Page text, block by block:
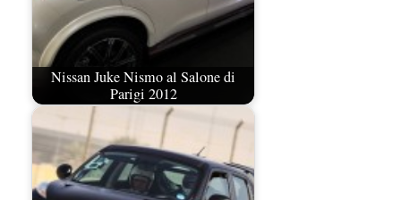
Nissan Juke Nismo al Salone di
Parigi 2012